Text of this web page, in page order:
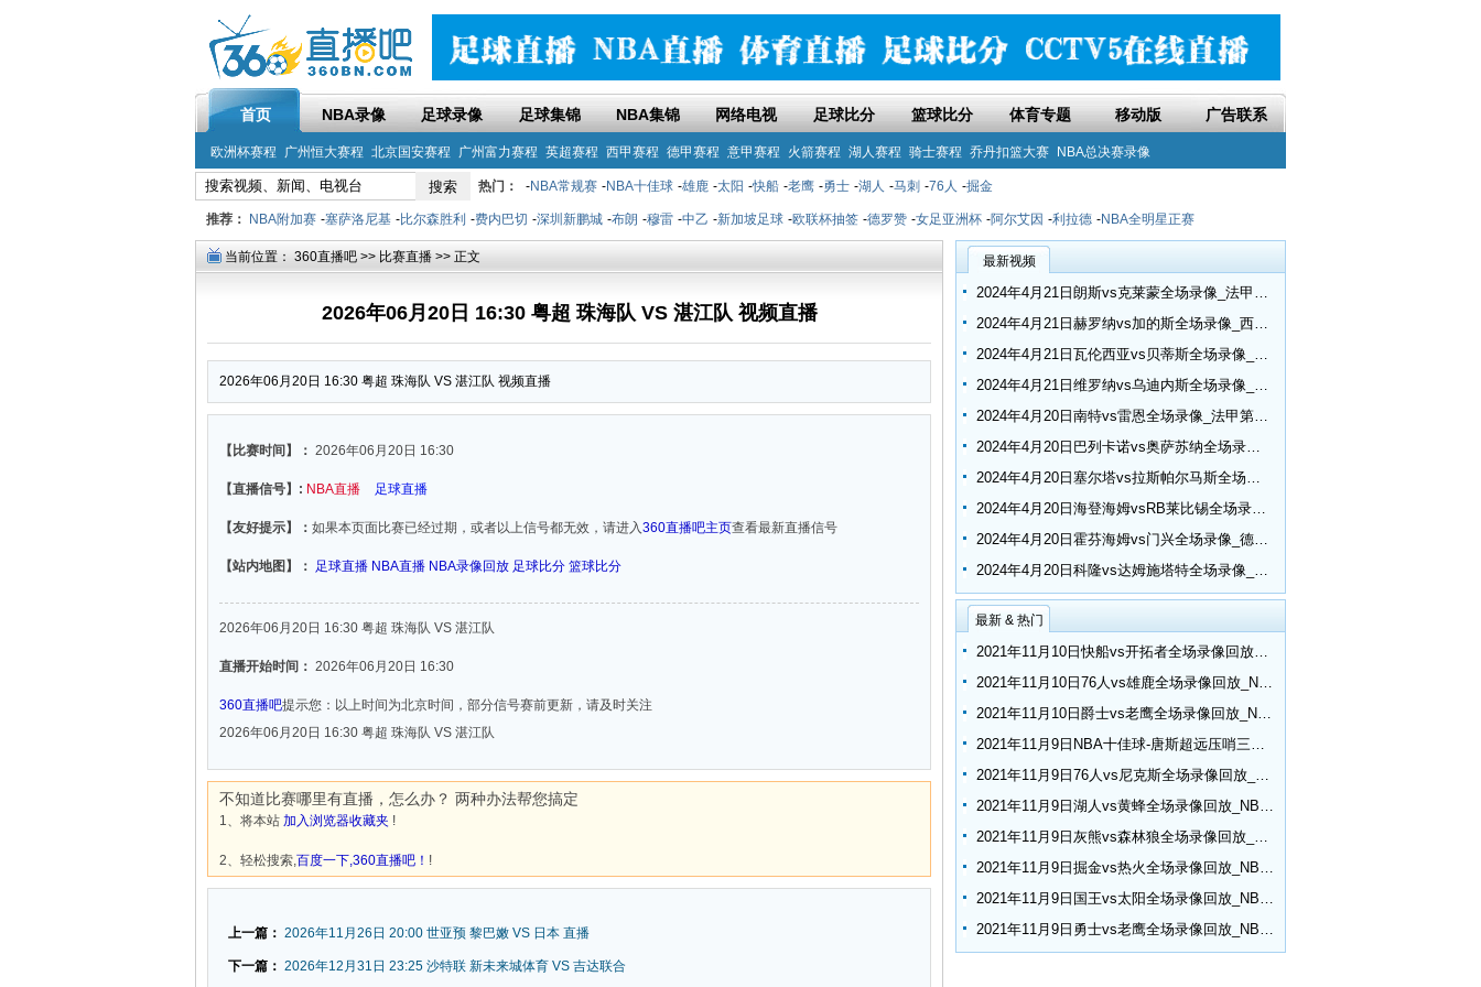
首页 NBA录像 足球录像 足球集锦 NBA集锦 网络电视 足球比分 篮球比分 体育专题 移动版 广告联系
欧洲杯赛程 广州恒大赛程 北京国安赛程 广州富力赛程 英超赛程 西甲赛程 德甲赛程 意甲赛程 火箭赛程 湖人赛程 骑士赛程 乔丹扣篮大赛 NBA总决赛录像
热门： -NBA常规赛 -NBA十佳球 -雄鹿 -太阳 -快船 -老鹰 -勇士 -湖人 -马刺 -76人 -掘金
推荐： NBA附加赛 -塞萨洛尼基 -比尔森胜利 -费内巴切 -深圳新鹏城 -布朗 -穆雷 -中乙 -新加坡足球 -欧联杯抽签 -德罗赞 -女足亚洲杯 -阿尔艾因 -利拉德 -NBA全明星正赛
当前位置： 360直播吧 >> 比赛直播 >> 正文
2026年06月20日 16:30 粤超 珠海队 VS 湛江队 视频直播
2026年06月20日 16:30 粤超 珠海队 VS 湛江队 视频直播
【比赛时间】： 2026年06月20日 16:30
【直播信号】: NBA直播 足球直播
【友好提示】： 如果本页面比赛已经过期，或者以上信号都无效，请进入360直播吧主页查看最新直播信号
【站内地图】： 足球直播 NBA直播 NBA录像回放 足球比分 篮球比分
2026年06月20日 16:30 粤超 珠海队 VS 湛江队
直播开始时间： 2026年06月20日 16:30
360直播吧提示您：以上时间为北京时间，部分信号赛前更新，请及时关注
2026年06月20日 16:30 粤超 珠海队 VS 湛江队
不知道比赛哪里有直播，怎么办？ 两种办法帮您搞定
1、将本站 加入浏览器收藏夹 !
2、轻松搜索,百度一下,360直播吧！ !
上一篇： 2026年11月26日 20:00 世亚预 黎巴嫩 VS 日本 直播
下一篇： 2026年12月31日 23:25 沙特联 新未来城体育 VS 吉达联合
最新视频
2024年4月21日朗斯vs克莱蒙全场录像_法甲第30轮
2024年4月21日赫罗纳vs加的斯全场录像_西甲第32轮
2024年4月21日瓦伦西亚vs贝蒂斯全场录像_西甲第32轮
2024年4月21日维罗纳vs乌迪内斯全场录像_意甲第33轮
2024年4月20日南特vs雷恩全场录像_法甲第30轮
2024年4月20日巴列卡诺vs奥萨苏纳全场录像_西甲第32轮
2024年4月20日塞尔塔vs拉斯帕尔马斯全场录像_西甲第32轮
2024年4月20日海登海姆vsRB莱比锡全场录像_德甲第30轮
2024年4月20日霍芬海姆vs门兴全场录像_德甲第30轮
2024年4月20日科隆vs达姆施塔特全场录像_德甲第30轮
最新 & 热门
2021年11月10日快船vs开拓者全场录像回放_NBA常规赛
2021年11月10日76人vs雄鹿全场录像回放_NBA常规赛
2021年11月10日爵士vs老鹰全场录像回放_NBA常规赛
2021年11月9日NBA十佳球-唐斯超远压哨三分 小乔丹空接隔扣
2021年11月9日76人vs尼克斯全场录像回放_NBA常规赛
2021年11月9日湖人vs黄蜂全场录像回放_NBA常规赛
2021年11月9日灰熊vs森林狼全场录像回放_NBA常规赛
2021年11月9日掘金vs热火全场录像回放_NBA常规赛
2021年11月9日国王vs太阳全场录像回放_NBA常规赛
2021年11月9日勇士vs老鹰全场录像回放_NBA常规赛